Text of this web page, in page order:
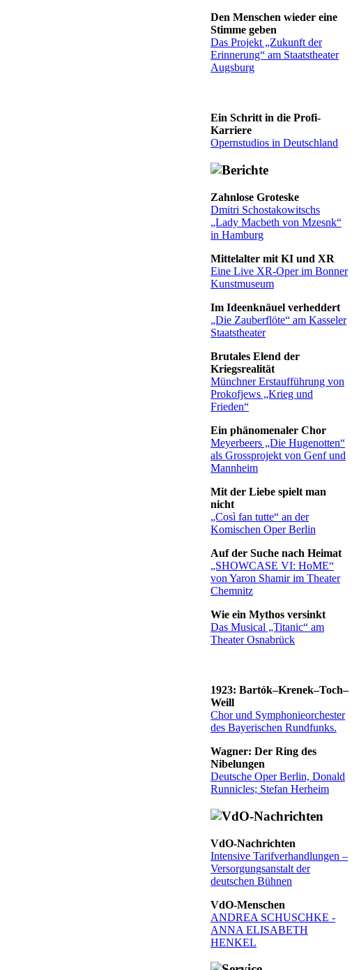
Den Menschen wieder eine
Stimme geben
Das Projekt „Zukunft der
Erinnerung“ am Staatstheater
Augsburg
Ein Schritt in die Profi-
Karriere
Opernstudios in Deutschland
Zahnlose Groteske
Dmitri Schostakowitschs
„Lady Macbeth von Mzesnk“
in Hamburg
Mittelalter mit KI und XR
Eine Live XR-Oper im Bonner
Kunstmuseum
Im Ideenknäuel verheddert
„Die Zauberflöte“ am Kasseler
Staatstheater
Brutales Elend der
Kriegsrealität
Münchner Erstaufführung von
Prokofjews „Krieg und
Frieden“
Ein phänomenaler Chor
Meyerbeers „Die Hugenotten“
als Grossprojekt von Genf und
Mannheim
Mit der Liebe spielt man
nicht
„Così fan tutte“ an der
Komischen Oper Berlin
Auf der Suche nach Heimat
„SHOWCASE VI: HoME“
von Yaron Shamir im Theater
Chemnitz
Wie ein Mythos versinkt
Das Musical „Titanic“ am
Theater Osnabrück
1923: Bartók–Krenek–Toch–
Weill
Chor und Symphonieorchester
des Bayerischen Rundfunks.
Wagner: Der Ring des
Nibelungen
Deutsche Oper Berlin, Donald
Runnicles; Stefan Herheim
VdO-Nachrichten
Intensive Tarifverhandlungen –
Versorgungsanstalt der
deutschen Bühnen
VdO-Menschen
ANDREA SCHUSCHKE -
ANNA ELISABETH
HENKEL